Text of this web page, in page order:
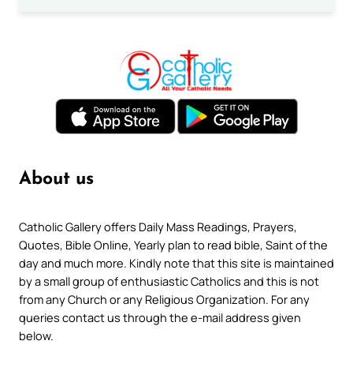
About us
Catholic Gallery offers Daily Mass Readings, Prayers,
Quotes, Bible Online, Yearly plan to read bible, Saint of the
day and much more. Kindly note that this site is maintained
by a small group of enthusiastic Catholics and this is not
from any Church or any Religious Organization. For any
queries contact us through the e-mail address given
below.